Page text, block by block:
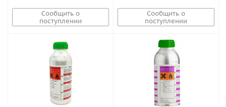
Сообщить о
поступлении
Сообщить о
поступлении